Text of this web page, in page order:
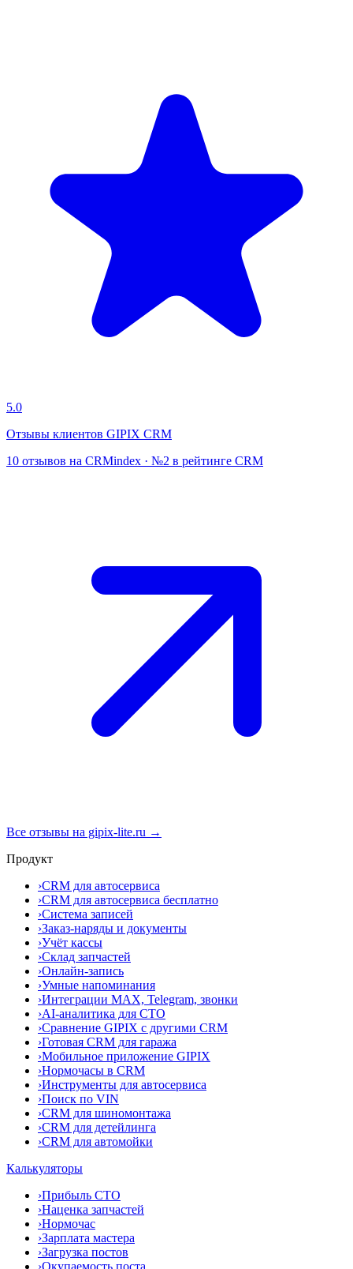
5.0
Отзывы клиентов GIPIX CRM
10 отзывов на CRMindex · №2 в рейтинге CRM
Все отзывы на gipix-lite.ru →
Продукт
›CRM для автосервиса
›CRM для автосервиса бесплатно
›Система записей
›Заказ-наряды и документы
›Учёт кассы
›Склад запчастей
›Онлайн-запись
›Умные напоминания
›Интеграции MAX, Telegram, звонки
›AI-аналитика для СТО
›Сравнение GIPIX с другими CRM
›Готовая CRM для гаража
›Мобильное приложение GIPIX
›Нормочасы в CRM
›Инструменты для автосервиса
›Поиск по VIN
›CRM для шиномонтажа
›CRM для детейлинга
›CRM для автомойки
Калькуляторы
›Прибыль СТО
›Наценка запчастей
›Нормочас
›Зарплата мастера
›Загрузка постов
›Окупаемость поста